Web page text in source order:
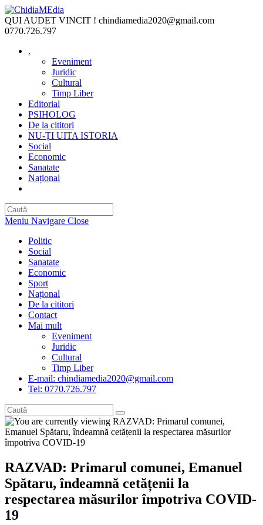
Skip
to
content
QUI AUDET VINCIT ! chindiamedia2020@gmail.com
0770.726.797
.
Eveniment
Juridic
Cultural
Timp Liber
Editorial
PSIHOLOG
De la cititori
NU-ȚI UITA ISTORIA
Social
Economic
Sanatate
Național
Meniu Navigare Close
Politic
Social
Sanatate
Economic
Sport
Național
De la cititori
Contact
Mai mult
Eveniment
Juridic
Cultural
Timp Liber
E-mail: chindiamedia2020@gmail.com
Tel: 0770.726.797
RAZVAD: Primarul comunei, Emanuel
Spătaru, îndeamnă cetățenii la
respectarea măsurilor împotriva COVID-
19